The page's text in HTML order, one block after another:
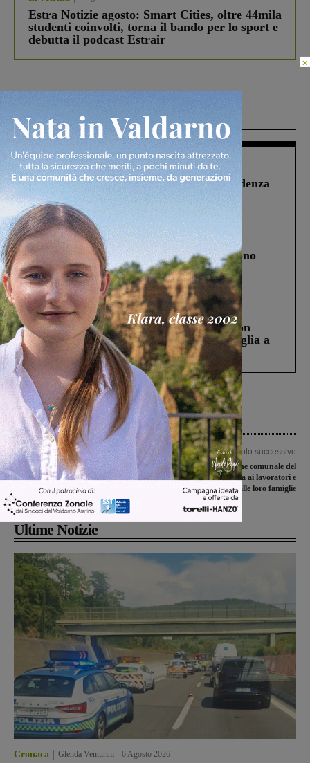
Estra Notizie agosto: Smart Cities, oltre 44mila
studenti coinvolti, torna il bando per lo sport e
debutta il podcast Estrair
Più lette
Figline Incisa Valdarno 1 Agosto 2026
Piscina di Figline finanziata oltre la scadenza
Pnrr, il gruppo di Fratelli d’Italia: “Un
ringraziamento al Governo”
Cronaca 4 Agosto 2026
Un anno fa la strage in A1 in cui morirono
Gianni, Giulia e Franco. Lo schianto, il
processo, lo stop ai sorpassi fra tir....
Cronaca 3 Agosto 2026
Scomparso da una struttura di Castiglion
Fiorentino l’uomo che aveva ucciso la figlia a
Levane nel 2020
Articolo precedente
Palestra del Vasari, lavori al via
durante l’estate. Circa 250mila euro
per la ristrutturazione
Articolo successivo
Crisi aziendali: l’Unione comunale del
Pd esprime vicinanza ai lavoratori e
alle loro famiglie
Ultime Notizie
Cronaca Glenda Venturini 6 Agosto 2026
×